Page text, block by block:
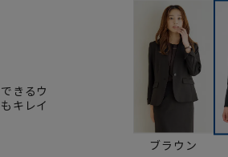
きるウ
キレイ
ブラウン